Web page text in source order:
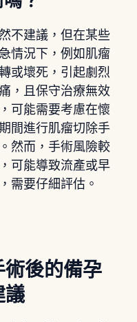
不建議，但在某些
情況下，例如肌瘤
或壞死，引起劇烈
，且保守治療無效
可能需要考慮在懷
間進行肌瘤切除手
然而，手術風險較
可能導致流產或早
需要仔細評估。
術後的備孕
議